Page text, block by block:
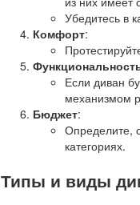
Убедитесь в
Комфорт:
Если диван
механизмом
Бюджет:
Определите,
категориях.
Типы и виды